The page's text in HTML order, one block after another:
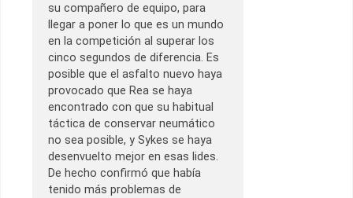
su compañero de equipo, para
llegar a poner lo que es un mundo
en la competición al superar los
cinco segundos de diferencia. Es
posible que el asfalto nuevo haya
provocado que Rea se haya
encontrado con que su habitual
táctica de conservar neumático
no sea posible, y Sykes se haya
desenvuelto mejor en esas lides.
De hecho confirmó que había
tenido más problemas de